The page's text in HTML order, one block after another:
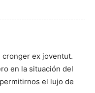
cronger ex joventut.
en la situación del
el lujo de